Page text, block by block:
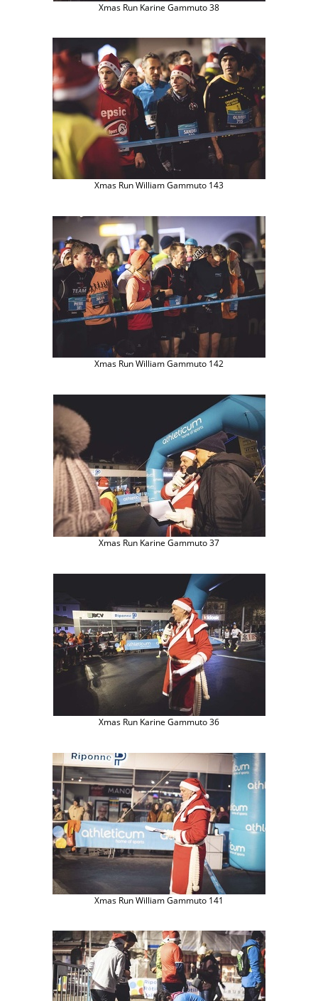
Xmas Run Karine Gammuto 38
Xmas Run William Gammuto 143
Xmas Run William Gammuto 142
Xmas Run Karine Gammuto 37
Xmas Run Karine Gammuto 36
Xmas Run William Gammuto 141